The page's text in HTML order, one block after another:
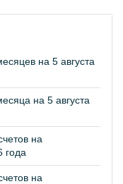
на 5 августа
на 5 августа
на
года
на